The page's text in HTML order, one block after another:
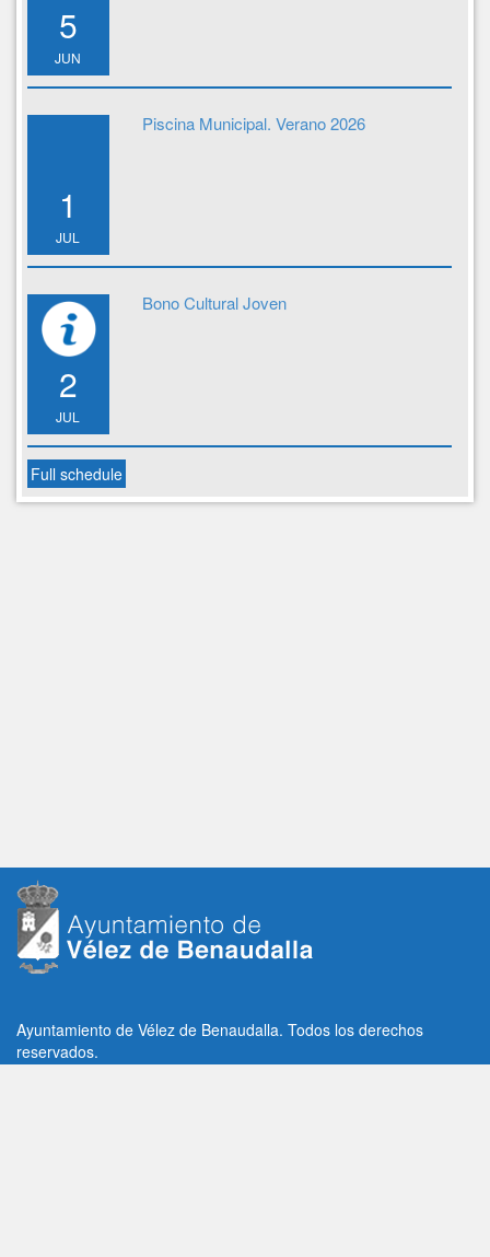
5
JUN
1
JUL
Piscina Municipal. Verano 2026
2
JUL
Bono Cultural Joven
Full schedule
Ayuntamiento de Vélez de Benaudalla. Todos los derechos
reservados.